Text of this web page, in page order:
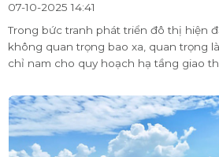
07-10-2025 14:41
Trong bức tranh phát triển đô thị hiện
không quan trọng bao xa, quan trọng
chỉ nam cho quy hoạch hạ tầng giao
Paradise kiến tạo một điểm đến nghỉ
tầm quốc tế, và đặt nền móng cho hệ
tầng, đồng bộ, rút ngắn tối đa thời gian